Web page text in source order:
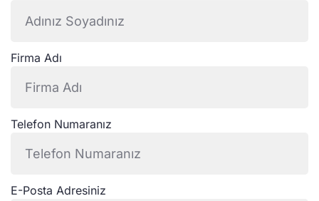
Firma Adı
Telefon Numaranız
E-Posta Adresiniz